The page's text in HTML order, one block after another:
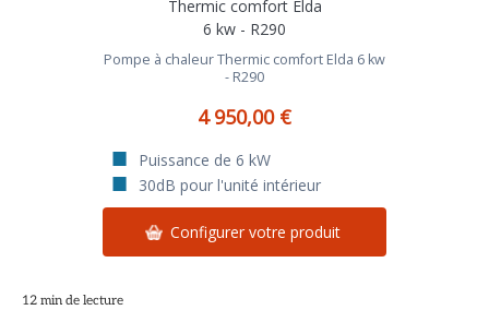
Pompe à chaleur Thermic comfort Elda 6 kw
- R290
4 950,00 €
Puissance de 6 kW
30dB pour l'unité intérieur
Configurer votre produit
12 min de lecture